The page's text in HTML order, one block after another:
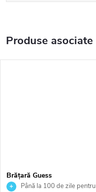
Produse asociate
Brățară Guess
JUBB05022JWYGS
Până la 100 de zile pentru